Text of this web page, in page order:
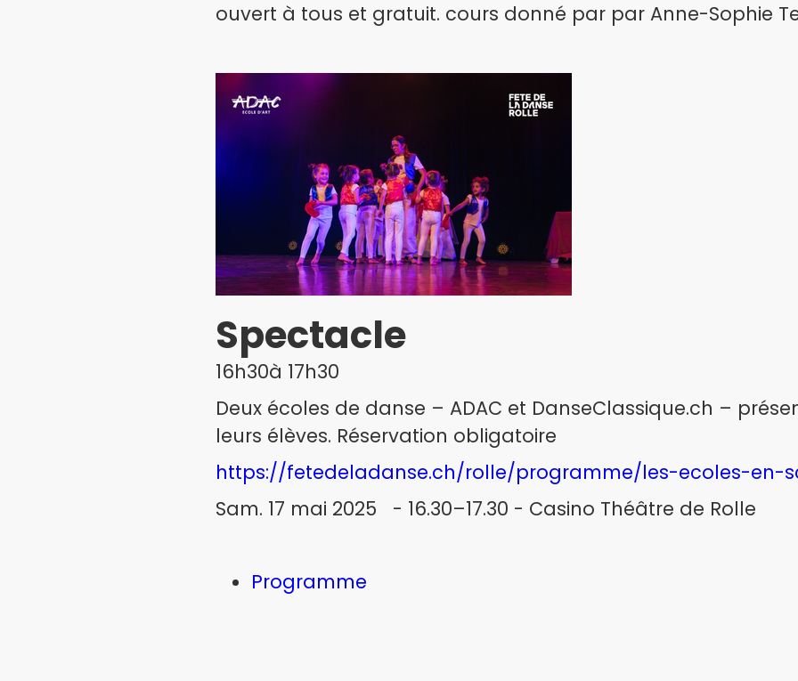
ouvert à tous et gratuit. cours donné par par Anne-Sophie
Spectacle
16h30à 17h30
Deux écoles de danse – ADAC et DanseClassique.ch –
leurs élèves. Réservation obligatoire
https://fetedeladanse.ch/rolle/programme/les-ecoles-en-
Sam. 17 mai 2025 - 16.30–17.30 - Casino Théâtre de Rolle
Programme